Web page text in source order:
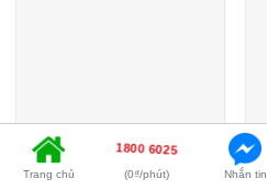
Thủ thuật Máy in làm
Trang chủ
1800 6025
(0₫/phút) Nhắn tin